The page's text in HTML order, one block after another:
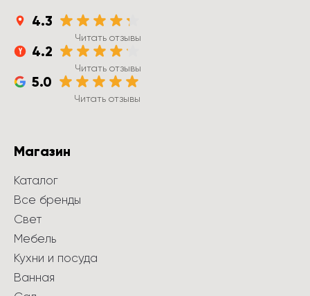
4.3
Читать отзывы
4.2
Читать отзывы
5.0
Читать отзывы
Магазин
Каталог
Все бренды
Свет
Мебель
Кухни и посуда
Ванная